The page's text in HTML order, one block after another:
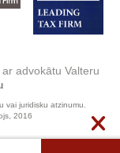
advokātu Valteru
vai juridisku atzinumu.
2016